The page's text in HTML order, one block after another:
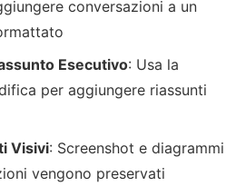
conversazioni a un
Esecutivo: Usa la
per aggiungere riassunti
Visivi: Screenshot e diagrammi
vengono preservati